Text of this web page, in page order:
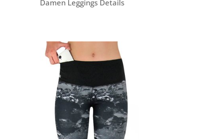
Damen Leggings Details